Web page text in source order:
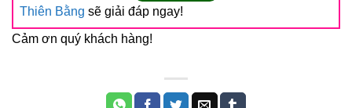
Thiên Bằng sẽ giải đáp ngay!
Cảm ơn quý khách hàng!